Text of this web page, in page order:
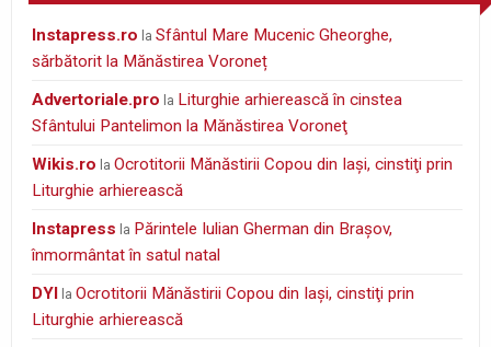
instapress.ro laSfântul Mare Mucenic Gheorghe,
sărbătorit la Mănăstirea Voroneț
Advertoriale.pro la Liturghie arhierească în cinstea
Sfântului Pantelimon la Mănăstirea Voroneţ
wikis.ro laOcrotitorii Mănăstirii Copou din Iaşi, cinstiţi prin
Liturghie arhierească
Instapress la Părintele Iulian Gherman din Braşov,
înmormântat în satul natal
DYI
laOcrotitorii Mănăstirii Copou din Iaşi, cinstiţi prin
Liturghie arhierească